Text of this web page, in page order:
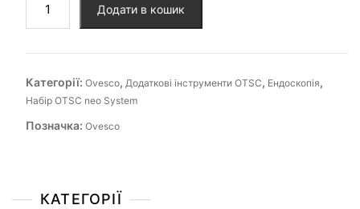
Додати в кошик
Категорії: Ovesco, Додаткові інструменти OTSC, Ендоскопія,
Набір OTSC neo System
Позначка: Ovesco
КАТЕГОРІЇ